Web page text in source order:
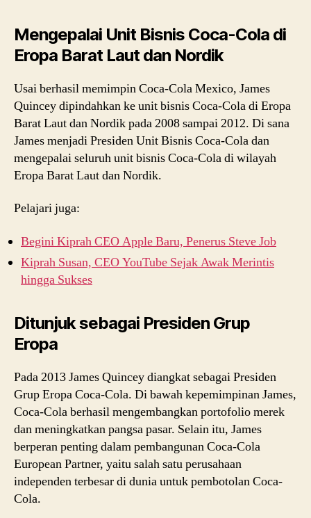
Mengepalai Unit Bisnis Coca-Cola di
Eropa Barat Laut dan Nordik
Usai berhasil memimpin Coca-Cola Mexico, James
Quincey dipindahkan ke unit bisnis Coca-Cola di Eropa
Barat Laut dan Nordik pada 2008 sampai 2012. Di sana
James menjadi Presiden Unit Bisnis Coca-Cola dan
mengepalai seluruh unit bisnis Coca-Cola di wilayah
Eropa Barat Laut dan Nordik.
Pelajari juga:
Begini Kiprah CEO Apple Baru, Penerus Steve Job
Kiprah Susan, CEO YouTube Sejak Awak Merintis
hingga Sukses
Ditunjuk sebagai Presiden Grup
Eropa
Pada 2013 James Quincey diangkat sebagai Presiden
Grup Eropa Coca-Cola. Di bawah kepemimpinan James,
Coca-Cola berhasil mengembangkan portofolio merek
dan meningkatkan pangsa pasar. Selain itu, James
berperan penting dalam pembangunan Coca-Cola
European Partner, yaitu salah satu perusahaan
independen terbesar di dunia untuk pembotolan Coca-
Cola.